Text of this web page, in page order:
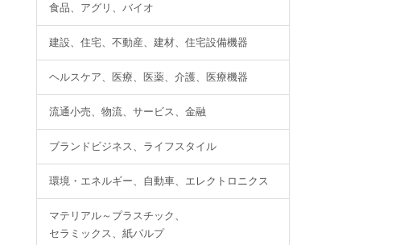
食品、アグリ、バイオ
建設、住宅、不動産、建材、住宅設備機器
ヘルスケア、医療、医薬、介護、医療機器
流通小売、物流、サービス、金融
ブランドビジネス、ライフスタイル
環境・エネルギー、自動車、エレクトロニクス
マテリアル～プラスチック、
セラミックス、紙パルプ